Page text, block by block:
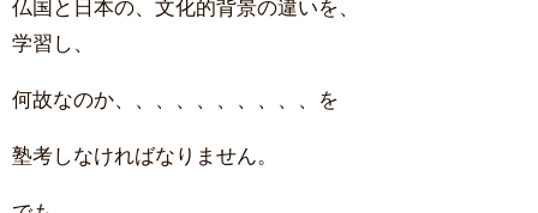
仏国と日本の、文化的背景の違いを、
学習し、
何故なのか、、、、、、、、、、を
塾考しなければなりません。